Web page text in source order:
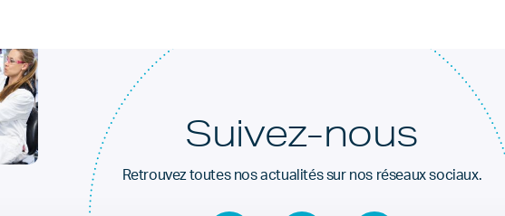
Suivez-nous
Retrouvez toutes nos actualités sur nos réseaux sociaux.